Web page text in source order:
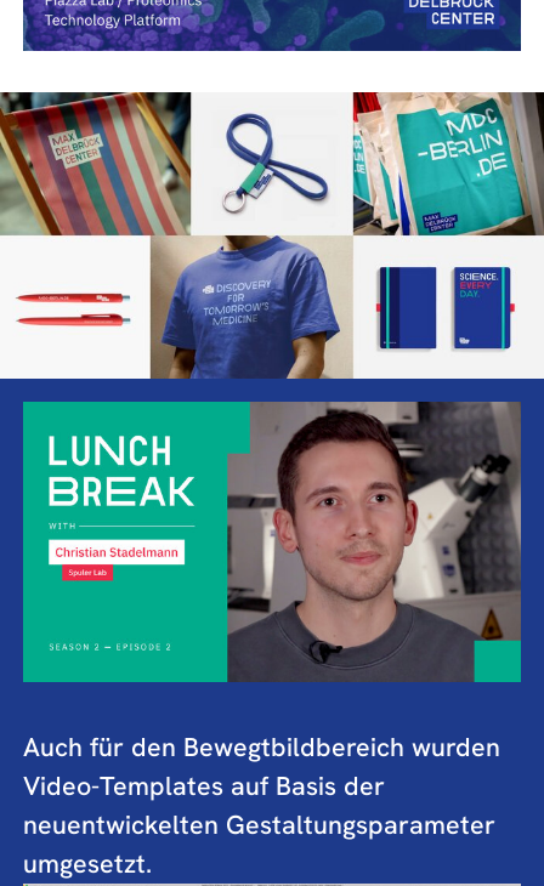
Auch für den Bewegtbildbereich wurden
Video-Templates auf Basis der
neuentwickelten Gestaltungsparameter
umgesetzt.